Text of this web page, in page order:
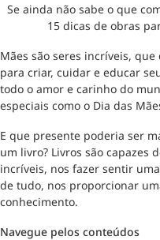
Se ainda não sabe o que
15 dicas de obras
Mães são seres incríveis,
para criar, cuidar e educar
todo o amor e carinho do
especiais como o Dia das
E que presente poderia ser
um livro? Livros são capazes
incríveis, nos fazer sentir
de tudo, nos proporcionar
conhecimento.
Navegue pelos conteúdos